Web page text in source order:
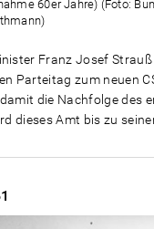
60er Jahre) (Foto:
Franz Josef
Parteitag zum neuen
die Nachfolge des
dieses Amt bis zu